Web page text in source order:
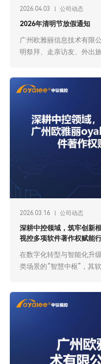
2026.04.03 公司动态
2026年清明节放假通知
广州欧雅丽信息技术有限
明祭拜、走亲访友、外出
2026.03.16 公司动态
深耕中控领域，筑牢创
视控多项软件著作权赋能
在数字化转型与智能化升
类场景的“智慧中枢”，其
发投入与技术突破，斩获